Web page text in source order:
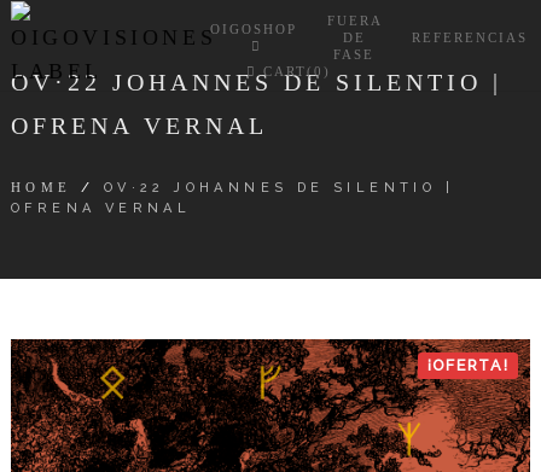
OIGOSHOP
FUERA
DE
FASE
REFERENCIAS
CART(0)
OV·22 JOHANNES DE SILENTIO |
OFRENA VERNAL
HOME / OV·22 JOHANNES DE SILENTIO |
OFRENA VERNAL
¡OFERTA!